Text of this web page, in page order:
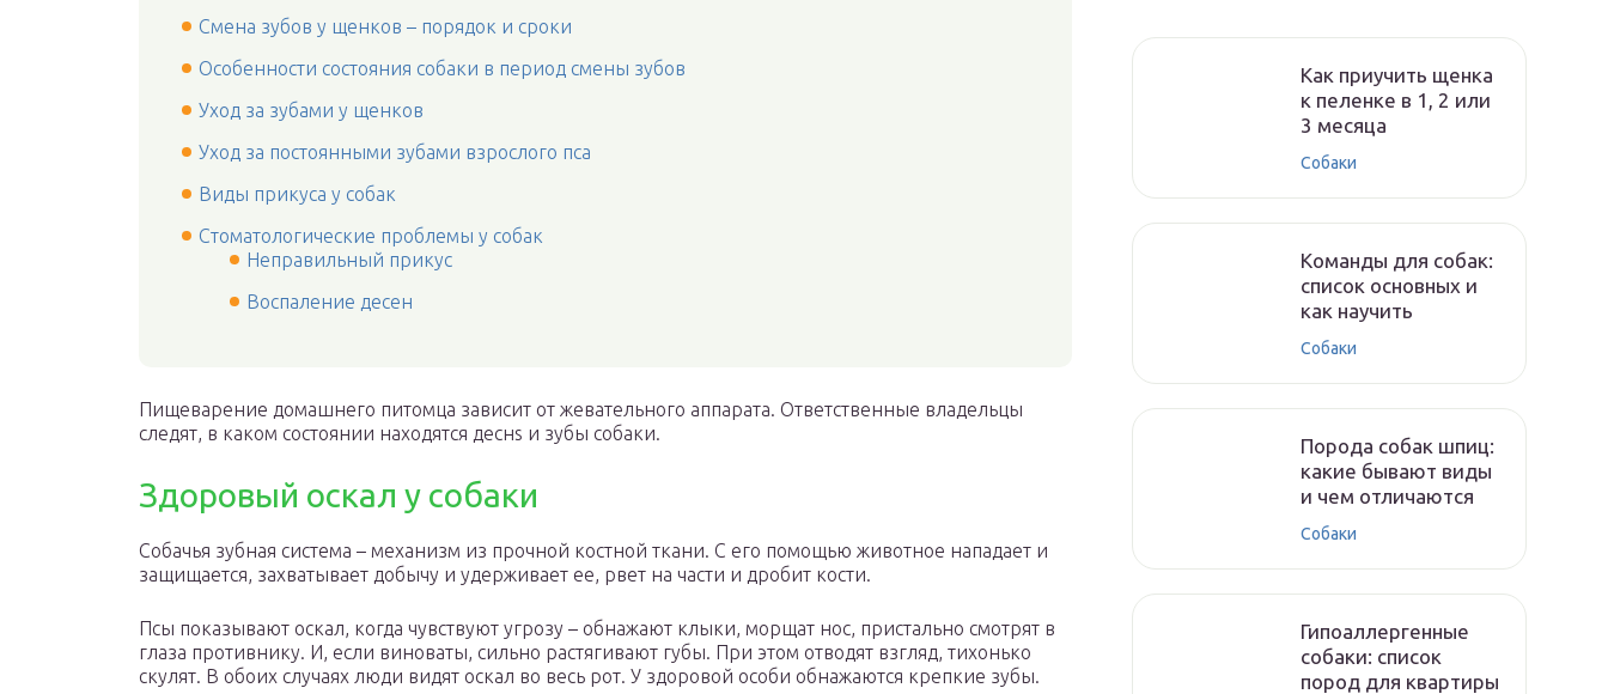
Смена зубов у щенков – порядок и сроки
Особенности состояния собаки в период смены зубов
Уход за зубами у щенков
Уход за постоянными зубами взрослого пса
Виды прикуса у собак
Стоматологические проблемы у собак
Неправильный прикус
Воспаление десен
Пищеварение домашнего питомца зависит от жевательного аппарата. Ответственные владельцы
следят, в каком состоянии находятся деснs и зубы собаки.
Здоровый оскал у собаки
Собачья зубная система – механизм из прочной костной ткани. С его помощью животное нападает и
защищается, захватывает добычу и удерживает ее, рвет на части и дробит кости.
Псы показывают оскал, когда чувствуют угрозу – обнажают клыки, морщат нос, пристально смотрят в
глаза противнику. И, если виноваты, сильно растягивают губы. При этом отводят взгляд, тихонько
скулят. В обоих случаях люди видят оскал во весь рот. У здоровой особи обнажаются крепкие зубы.
Как приучить щенка
к пеленке в 1, 2 или
3 месяца
Собаки
Команды для собак:
список основных и
как научить
Собаки
Порода собак шпиц:
какие бывают виды
и чем отличаются
Собаки
Гипоаллергенные
собаки: список
пород для квартиры